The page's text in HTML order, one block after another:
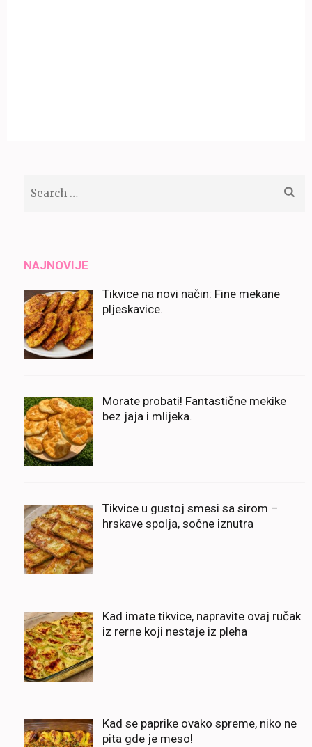
NAJNOVIJE
Tikvice na novi način: Fine mekane
pljeskavice.
Morate probati! Fantastične mekike
bez jaja i mlijeka.
Tikvice u gustoj smesi sa sirom –
hrskave spolja, sočne iznutra
Kad imate tikvice, napravite ovaj ručak
iz rerne koji nestaje iz pleha
Kad se paprike ovako spreme, niko ne
pita gde je meso!